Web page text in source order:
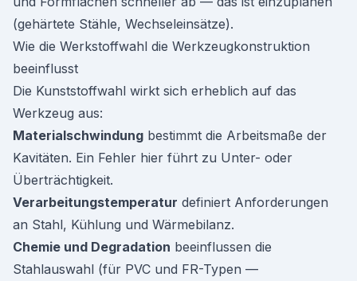
(gehärtete Stähle, Wechseleinsätze).
Wie die Werkstoffwahl die Werkzeugkonstruktion
beeinflusst
Die Kunststoffwahl wirkt sich erheblich auf das
Werkzeug aus:
Materialschwindung bestimmt die Arbeitsmaße der
Kavitäten. Ein Fehler hier führt zu Unter- oder
Überträchtigkeit.
Verarbeitungstemperatur definiert Anforderungen
an Stahl, Kühlung und Wärmebilanz.
Chemie und Degradation beeinflussen die
Stahlauswahl (für PVC und FR-Typen —